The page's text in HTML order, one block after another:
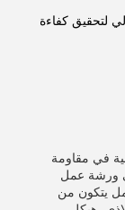
لتحقيق كفاءة
في مقاومة
ورشة عمل
يتكون من